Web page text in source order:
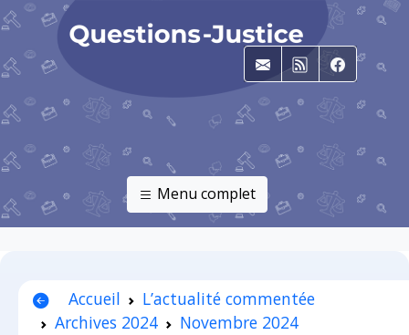
E-mailRSS
Menu complet
Accueil
L’actualité commentée
Archives 2024
Novembre 2024